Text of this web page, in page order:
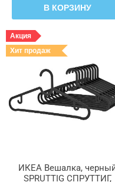
В КОРЗИНУ
Акция
Хит продаж
ИКЕА Вешалка,
SPRUTTIG СПРУТТИГ,